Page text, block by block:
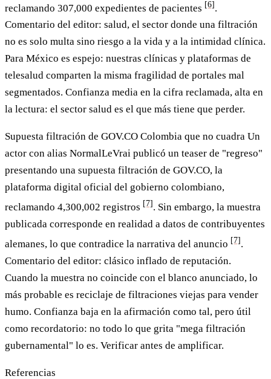
reclamando 307,000 expedientes de pacientes [6].
Comentario del editor: salud, el sector donde una filtración
no es solo multa sino riesgo a la vida y a la intimidad clínica.
Para México es espejo: nuestras clínicas y plataformas de
telesalud comparten la misma fragilidad de portales mal
segmentados. Confianza media en la cifra reclamada, alta en
la lectura: el sector salud es el que más tiene que perder.
Supuesta filtración de GOV.CO Colombia que no cuadra Un
actor con alias NormalLeVrai publicó un teaser de "regreso"
presentando una supuesta filtración de GOV.CO, la
plataforma digital oficial del gobierno colombiano,
reclamando 4,300,002 registros [7]. Sin embargo, la muestra
publicada corresponde en realidad a datos de contribuyentes
alemanes, lo que contradice la narrativa del anuncio [7].
Comentario del editor: clásico inflado de reputación.
Cuando la muestra no coincide con el blanco anunciado, lo
más probable es reciclaje de filtraciones viejas para vender
humo. Confianza baja en la afirmación como tal, pero útil
como recordatorio: no todo lo que grita "mega filtración
gubernamental" lo es. Verificar antes de amplificar.
Referencias